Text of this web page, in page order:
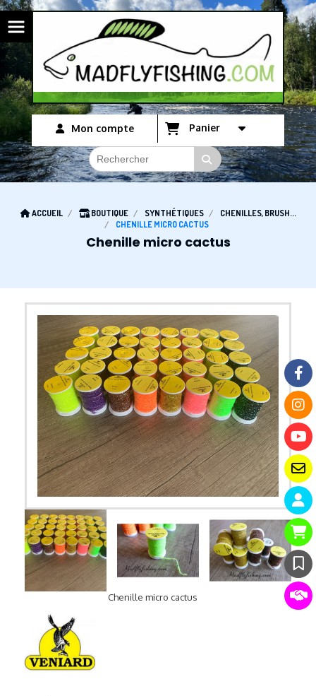
Mon compte Panier
ACCUEIL BOUTIQUE SYNTHÉTIQUES
CHENILLES, BRUSH...
CHENILLE MICRO CACTUS
Chenille micro cactus
Chenille micro cactus
Panneau de gestion des cookies